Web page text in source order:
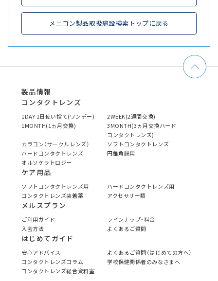
メニコン製品取扱施設検索トップに戻る
製品情報
コンタクトレンズ
1DAY 1日使い捨て(ワンデー)
2WEEK(2週間交換)
1MONTH(1ヵ月交換)
3MONTH(3ヵ月交換ハード
コンタクトレンズ)
カラコン（サークルレンズ）
ソフトコンタクトレンズ
ハードコンタクトレンズ
円錐角膜用
オルソケラトロジー
ケア用品
ソフトコンタクトレンズ用
ハードコンタクトレンズ用
コンタクトレンズ装着薬
アクセサリー類
メルスプラン
ご利用ガイド
ラインナップ・料金
入会方法
よくあるご質問
はじめてガイド
安心アドバイス
よくあるご質問（はじめての方へ）
コンタクトレンズコラム
学校保健関係者のみなさまへ
コンタクトレンズ総合資料室